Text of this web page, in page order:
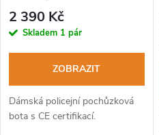
2 390 Kč
Skladem 1 pár
ZOBRAZIT
Dámská policejní pochůzková
bota s CE certifikací.